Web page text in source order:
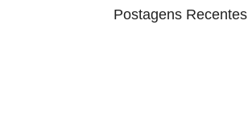
Postagens Recentes